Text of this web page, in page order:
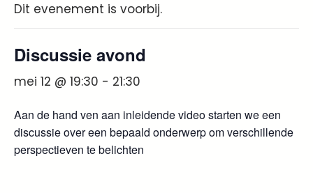
Dit evenement is voorbij.
Discussie avond
mei 12 @ 19:30 - 21:30
Aan de hand ven aan inleidende video starten we een
discussie over een bepaald onderwerp om verschillende
perspectieven te belichten